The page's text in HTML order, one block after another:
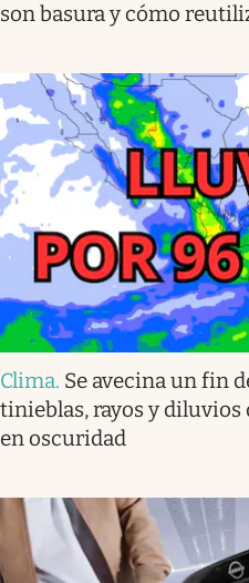
son basura y cómo
Clima. Se avecina un fin
tinieblas, rayos y diluvios
en oscuridad